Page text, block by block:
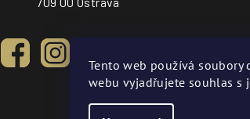
Tento web používá soubory
webu vyjadřujete souhlas s